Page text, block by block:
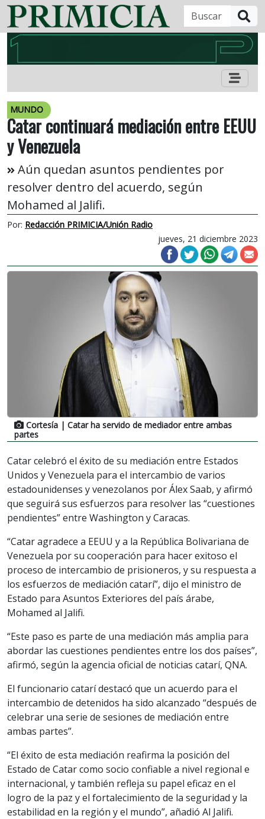
MUNDO
Catar continuará mediación entre EEUU
y Venezuela
Aún quedan asuntos pendientes por
resolver dentro del acuerdo, según
Mohamed al Jalifi.
Por: Redacción PRIMICIA/Unión Radio
jueves, 21 diciembre 2023
Cortesía | Catar ha servido de mediador entre ambas
partes
Catar celebró el éxito de su mediación entre Estados
Unidos y Venezuela para el intercambio de varios
estadounidenses y venezolanos por Álex Saab, y afirmó
que seguirá sus esfuerzos para resolver las “cuestiones
pendientes” entre Washington y Caracas.
“Catar agradece a EEUU y a la República Bolivariana de
Venezuela por su cooperación para hacer exitoso el
proceso de intercambio de prisioneros, y su respuesta a
los esfuerzos de mediación catarí”, dijo el ministro de
Estado para Asuntos Exteriores del país árabe,
Mohamed al Jalifi.
“Este paso es parte de una mediación más amplia para
abordar las cuestiones pendientes entre los dos países”,
afirmó, según la agencia oficial de noticias catarí, QNA.
El funcionario catarí destacó que un acuerdo para el
intercambio de detenidos ha sido alcanzado “después de
celebrar una serie de sesiones de mediación entre
ambas partes”.
“El éxito de esta mediación reafirma la posición del
Estado de Catar como socio confiable a nivel regional e
internacional, y también refleja su papel eficaz en el
logro de la paz y el fortalecimiento de la seguridad y la
estabilidad en la región y el mundo”, añadió Al Jalifi.